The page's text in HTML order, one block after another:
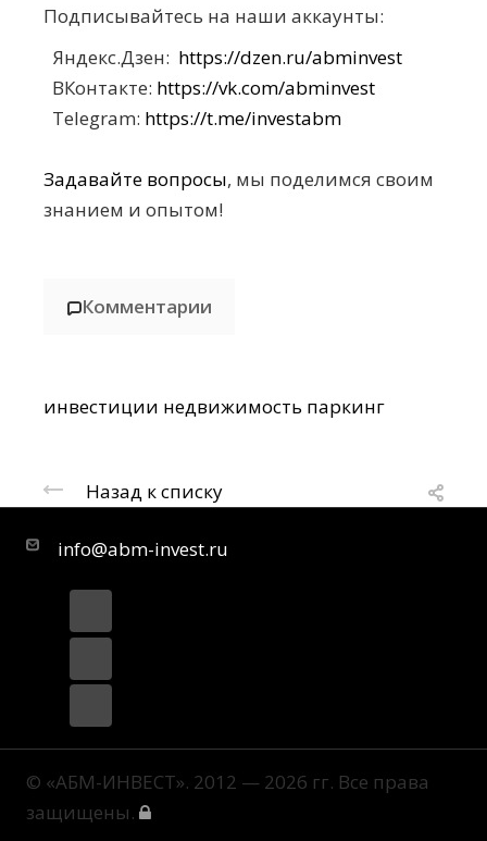
Подписывайтесь на наши аккаунты:
Яндекс.Дзен: https://dzen.ru/abminvest
ВКонтакте: https://vk.com/abminvest
Telegram: https://t.me/investabm
Задавайте вопросы, мы поделимся своим
знанием и опытом!
Комментарии
инвестиции недвижимость паркинг
Назад к списку
info@abm-invest.ru
© «АБМ-ИНВЕСТ». 2012 — 2026 гг. Все права
защищены.